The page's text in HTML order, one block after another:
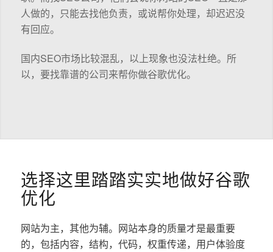
人做的，只能去找他负责，或说帮你处理，却迟迟没
有回应。
国内SEO市场比较混乱，以上现象也没法杜绝。所
以，要找靠谱的公司来帮你做谷歌优化。
选择这里踏踏实实地做好谷歌
优化
网站为主，其他为辅。网站本身的质量才是最重要
的，包括内容，结构，代码，权重传递，用户体验度